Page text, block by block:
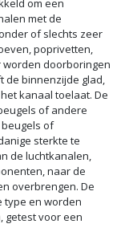
om een
met de
of slechts zeer
poprivetten,
doorboringen
de binnenzijde glad,
kanaal toelaat. De
of andere
of
sterkte te
de luchtkanalen,
naar de
overbrengen. De
type en worden
getest voor een